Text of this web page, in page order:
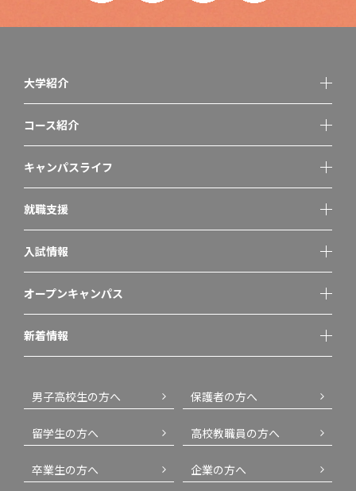
大学紹介
コース紹介
キャンパスライフ
就職支援
入試情報
オープンキャンパス
新着情報
男子高校生の方へ 保護者の方へ
留学生の方へ 高校教職員の方へ
卒業生の方へ 企業の方へ